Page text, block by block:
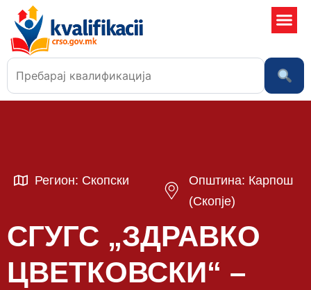
Регион: Скопски
Општина: Карпош
(Скопје)
СГУГС „ЗДРАВКО
ЦВЕТКОВСКИ“ –